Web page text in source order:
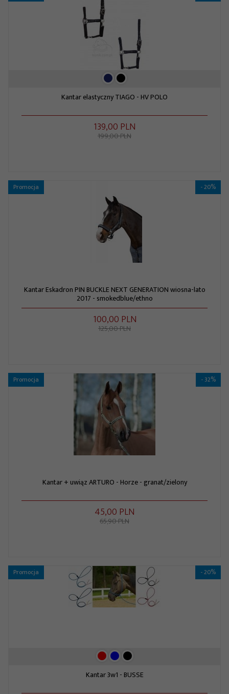
Kantar elastyczny TIAGO - HV POLO
139,00 PLN
199,00 PLN
Promocja - 20%
Kantar Eskadron PIN BUCKLE NEXT GENERATION wiosna-lato
2017 - smokedblue/ethno
100,00 PLN
125,00 PLN
Promocja - 32%
Kantar + uwiąz ARTURO - Horze - granat/zielony
45,00 PLN
65,90 PLN
Promocja - 20%
Kantar 3w1 - BUSSE